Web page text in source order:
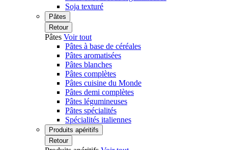
Soja texturé
Pâtes
Retour
Pâtes Voir tout
Pâtes à base de céréales
Pâtes aromatisées
Pâtes blanches
Pâtes complètes
Pâtes cuisine du Monde
Pâtes demi complètes
Pâtes légumineuses
Pâtes spécialités
Spécialités italiennes
Produits apéritifs
Retour